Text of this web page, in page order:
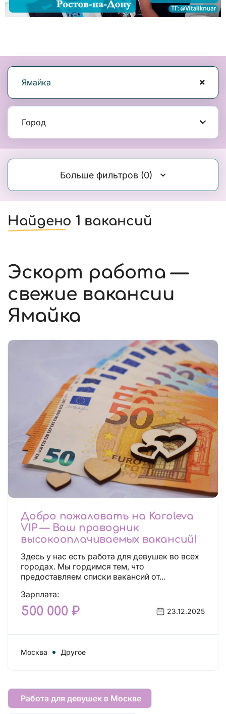
Ямайка
Город
Больше фильтров (0)
Найдено 1 вакансий
Эскорт работа —
свежие вакансии
Ямайка
Добро пожаловать на Koroleva
VIP — Ваш проводник
высокооплачиваемых вакансий!
Здесь у нас есть работа для девушек во всех
городах. Мы гордимся тем, что
предоставляем списки вакансий от...
Зарплата:
500 000 ₽ 23.12.2025
Москва Другое
Работа для девушек в Москве